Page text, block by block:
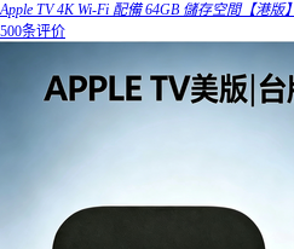
Apple TV 4K Wi-Fi 配備 64GB 儲存空間【港版】
500条评价